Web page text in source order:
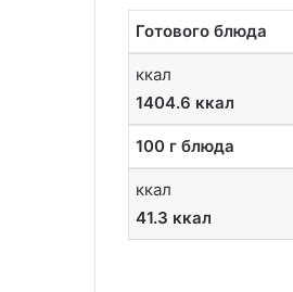
Готового блюда
ккал
1404.6 ккал
100 г блюда
ккал
41.3 ккал